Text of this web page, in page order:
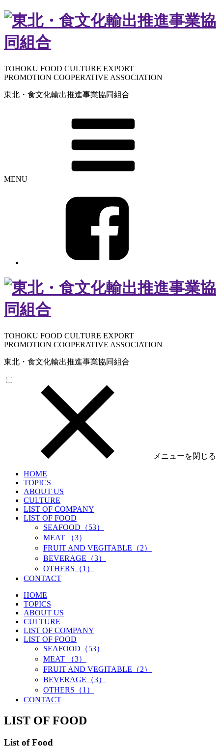
TOHOKU FOOD CULTURE EXPORT
PROMOTION COOPERATIVE ASSOCIATION
東北・食文化輸出推進事業協同組合
MENU
TOHOKU FOOD CULTURE EXPORT
PROMOTION COOPERATIVE ASSOCIATION
東北・食文化輸出推進事業協同組合
メニューを閉じる
HOME
TOPICS
ABOUT US
CULTURE
LIST OF COMPANY
LIST OF FOOD
SEAFOOD（53）
MEAT （3）
FRUIT AND VEGITABLE（2）
BEVERAGE（3）
OTHERS（1）
CONTACT
HOME
TOPICS
ABOUT US
CULTURE
LIST OF COMPANY
LIST OF FOOD
SEAFOOD（53）
MEAT （3）
FRUIT AND VEGITABLE（2）
BEVERAGE（3）
OTHERS（1）
CONTACT
LIST OF FOOD
List of Food